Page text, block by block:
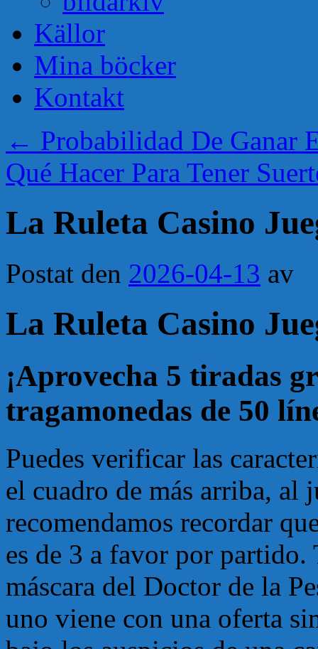
Källor
Mina böcker
Kontakt
← Probabilidad De Ganar
Qué Hacer Para Tener
La Ruleta Casino
Postat den 2026-04-13 av
La Ruleta Casino
¡Aprovecha 5 tiradas
tragamonedas de 50
Puedes verificar las
el cuadro de más arriba, al
recomendamos recordar
es de 3 a favor por
máscara del Doctor de la
uno viene con una oferta